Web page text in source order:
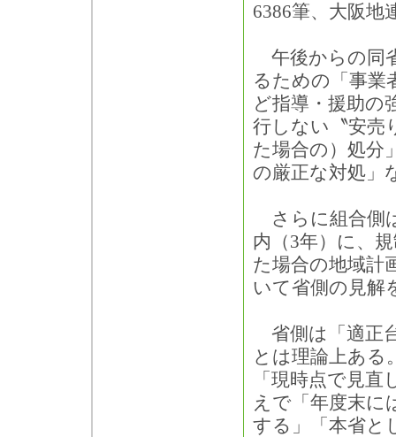
6386筆、大阪地
午後からの同
るための「事業
ど指導・援助の
行しない〝安売
た場合の）処分
の厳正な対処」
さらに組合側
内（3年）に、
た場合の地域計
いて省側の見解
省側は「適正
とは理論上ある
「現時点で見
えで「年度末に
する」「本省と